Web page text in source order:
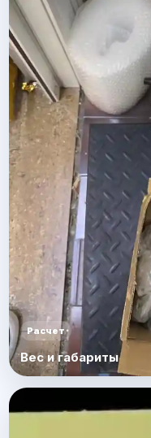
Расчет
Вес и габариты